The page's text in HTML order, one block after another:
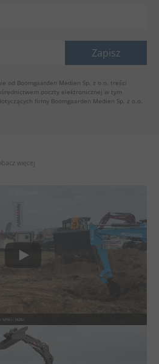
pracę na ciasnych
maszyny i mniej emisji
więcej
M16U i M28U
od Boomgaarden Medien Sp. z o.o. treści
firmy Boomgaarden Medien Sp. z o.o.